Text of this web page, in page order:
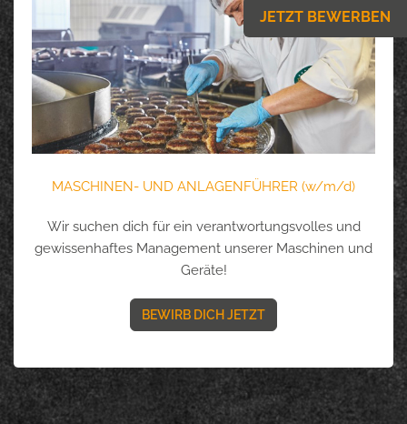
MASCHINEN- UND ANLAGENFÜHRER (w/m/d)
Wir suchen dich für ein verantwortungsvolles und
gewissenhaftes Management unserer Maschinen und
Geräte!
BEWIRB DICH JETZT
JETZT BEWERBEN